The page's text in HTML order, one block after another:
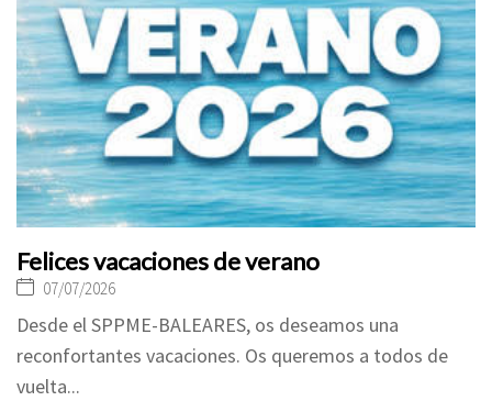
Felices vacaciones de verano
07/07/2026
Desde el SPPME-BALEARES, os deseamos una
reconfortantes vacaciones. Os queremos a todos de
vuelta...